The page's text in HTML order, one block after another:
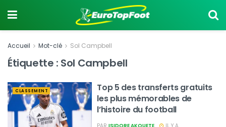
Accueil Mot-clé Sol Campbell
Étiquette : Sol Campbell
CLASSEMENT
Top 5 des transferts gratuits
les plus mémorables de
l’histoire du football